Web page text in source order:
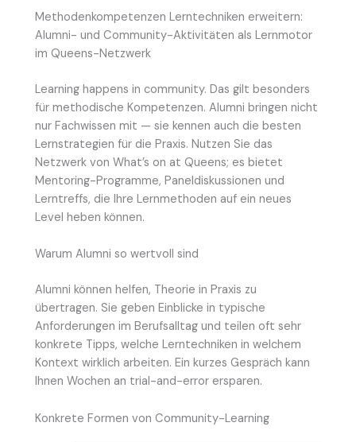
Methodenkompetenzen Lerntechniken erweitern:
Alumni- und Community-Aktivitäten als Lernmotor
im Queens-Netzwerk
Learning happens in community. Das gilt besonders
für methodische Kompetenzen. Alumni bringen nicht
nur Fachwissen mit — sie kennen auch die besten
Lernstrategien für die Praxis. Nutzen Sie das
Netzwerk von What’s on at Queens; es bietet
Mentoring-Programme, Paneldiskussionen und
Lerntreffs, die Ihre Lernmethoden auf ein neues
Level heben können.
Warum Alumni so wertvoll sind
Alumni können helfen, Theorie in Praxis zu
übertragen. Sie geben Einblicke in typische
Anforderungen im Berufsalltag und teilen oft sehr
konkrete Tipps, welche Lerntechniken in welchem
Kontext wirklich arbeiten. Ein kurzes Gespräch kann
Ihnen Wochen an trial-and-error ersparen.
Konkrete Formen von Community-Learning